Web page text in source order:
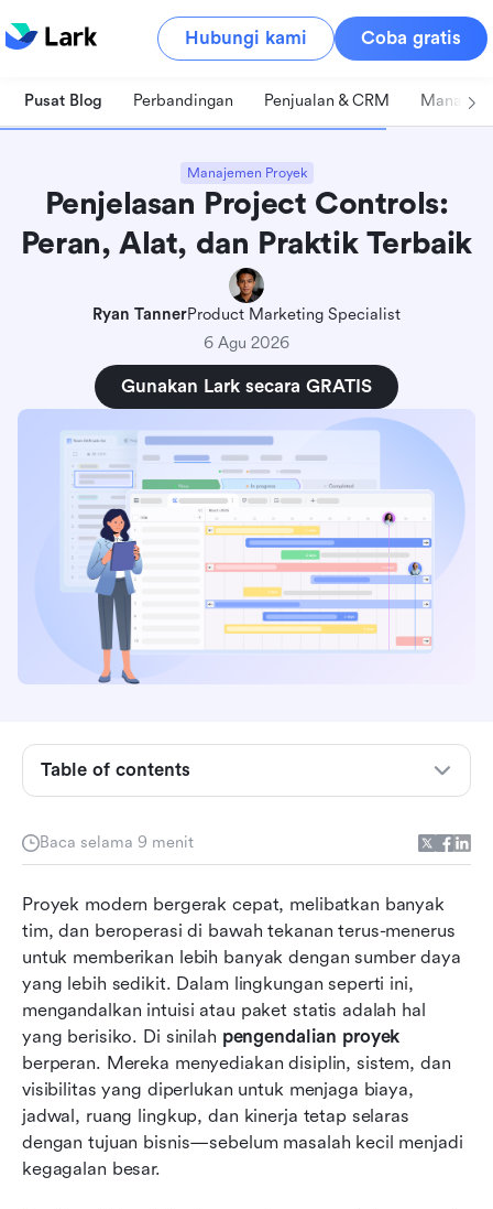
Hubungi kami Coba gratis
Pusat Blog Perbandingan Penjualan & CRM
Manajemen Proyek
Penjelasan Project Controls:
Peran, Alat, dan Praktik Terbaik
Ryan TannerProduct Marketing Specialist
6 Agu 2026
Gunakan Lark secara GRATIS
Baca selama 9 menit
Proyek modern bergerak cepat, melibatkan banyak
tim, dan beroperasi di bawah tekanan terus-menerus
untuk memberikan lebih banyak dengan sumber daya
yang lebih sedikit. Dalam lingkungan seperti ini,
mengandalkan intuisi atau paket statis adalah hal
yang berisiko. Di sinilah pengendalian proyek
berperan. Mereka menyediakan disiplin, sistem, dan
visibilitas yang diperlukan untuk menjaga biaya,
jadwal, ruang lingkup, dan kinerja tetap selaras
dengan tujuan bisnis—sebelum masalah kecil menjadi
kegagalan besar.
Table of contents
Apa itu pengendalian proyek?
Apa saja yang termasuk dalam pengendalian
proyek?
Mengapa pengendalian proyek sangat penting
untuk keberhasilan proyek
Perbedaan gagasan umum: pengendalian
proyek vs manajemen proyek
Proses pengendalian proyek langkah demi
langkah
sebaiknya Anda cari
kontrol proyek modern
Tantangan umum dalam pengendalian proyek
Kesimpulan
FAQ
Bacaan terkait